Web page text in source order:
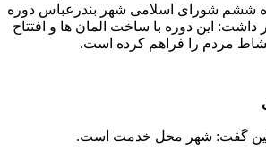
ششم شورای اسلامی شهر بندرعباس دوره
این دوره با ساخت المان ها و افتتاح
مردم را فراهم کرده است.
گفت: شهر محل خدمت است.